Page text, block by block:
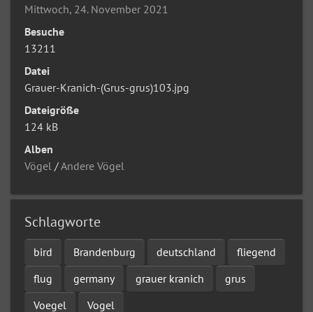
Mittwoch, 24. November 2021
Besuche
13211
Datei
Grauer-Kranich-(Grus-grus)103.jpg
Dateigröße
124 kB
Alben
Vögel /Andere Vögel
Schlagworte
bird Brandenburg deutschland
fliegend
flug
germany grauer kranich
grus
Voegel
Vogel